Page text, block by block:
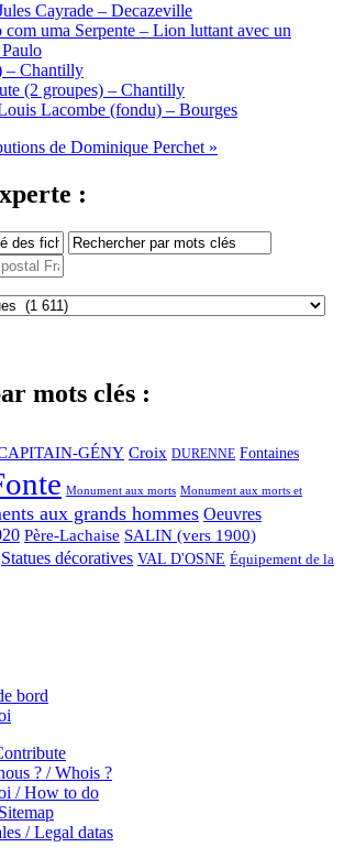
Cayrade – Decazeville
uma Serpente – Lion luttant avec un
– Chantilly
(2 groupes) – Chantilly
Lacombe (fondu) – Bourges
de Dominique Perchet »
:
mots clés :
GÉNY Croix DURENNE Fontaines
Monument aux morts Monument aux morts et
aux grands hommes Oeuvres
Père-Lachaise SALIN (vers 1900)
Statues décoratives VAL D'OSNE Équipement de la
bord
? / Whois ?
/ How to do
/ Legal datas